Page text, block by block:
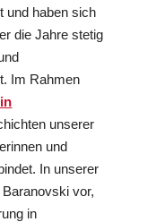
und haben sich
die Jahre stetig
Im Rahmen
unserer
und
In unserer
vor,
in